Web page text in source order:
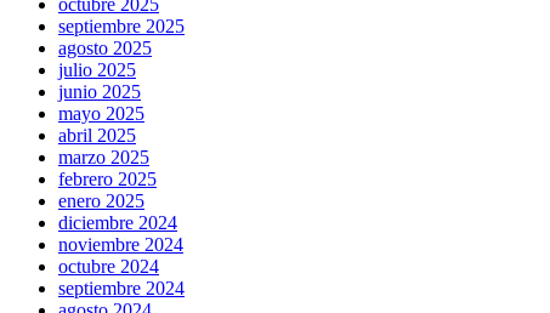
octubre 2025
septiembre 2025
agosto 2025
julio 2025
junio 2025
mayo 2025
abril 2025
marzo 2025
febrero 2025
enero 2025
diciembre 2024
noviembre 2024
octubre 2024
septiembre 2024